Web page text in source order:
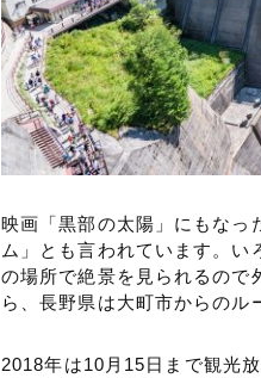
映画「黒部の太陽」にもなっ
ム」とも言われています。
の場所で絶景を見られるので
ら、長野県は大町市からのル
2018年は10月15日まで観光